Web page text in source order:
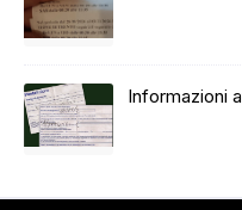
Informazioni